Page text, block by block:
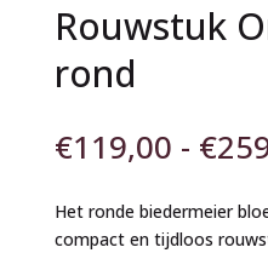
Rouwstuk
rond
€119,00 - €
Het ronde biedermeier
compact en tijdloos